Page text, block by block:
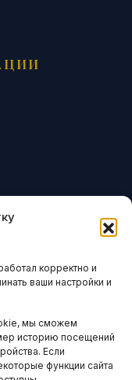
корректно и
ваши настройки и
мы сможем
историю посещений
Если
функции сайта